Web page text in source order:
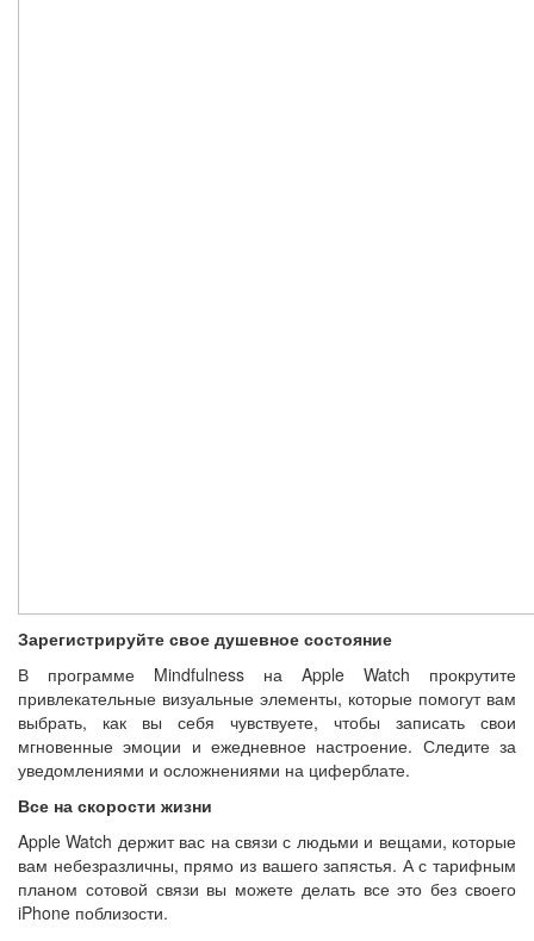
Зарегистрируйте свое душевное состояние
В программе Mindfulness на Apple Watch прокрутите
привлекательные визуальные элементы, которые помогут вам
выбрать, как вы себя чувствуете, чтобы записать свои
мгновенные эмоции и ежедневное настроение. Следите за
уведомлениями и осложнениями на циферблате.
Все на скорости жизни
Apple Watch держит вас на связи с людьми и вещами, которые
вам небезразличны, прямо из вашего запястья. А с тарифным
планом сотовой связи вы можете делать все это без своего
iPhone поблизости.